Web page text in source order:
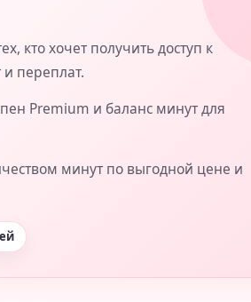
кто хочет получить доступ к
переплат.
Premium и баланс минут для
минут по выгодной цене и